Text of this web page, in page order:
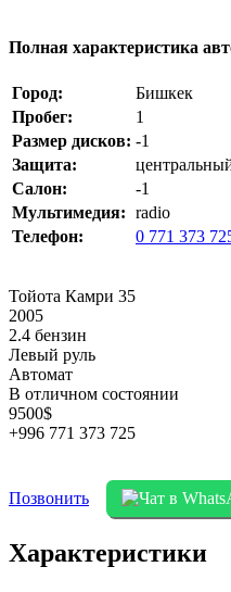
Полная характеристика
Город:
Бишкек
Пробег:
1
Размер дисков: -1
Защита:
Салон:
-1
Мультимедия: radio
Телефон:
0 771 373
Тойота Камри 35
2005
2.4 бензин
Левый руль
Автомат
В отличном состоянии
9500$
+996 771 373 725
Позвонить
Характеристики